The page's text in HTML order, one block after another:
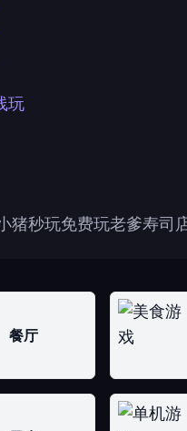
玩
猪秒玩免费玩老爹寿司
餐厅